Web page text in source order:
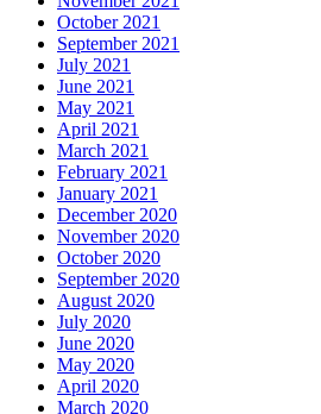
October 2021
September 2021
July 2021
June 2021
May 2021
April 2021
March 2021
February 2021
January 2021
December 2020
November 2020
October 2020
September 2020
August 2020
July 2020
June 2020
May 2020
April 2020
March 2020